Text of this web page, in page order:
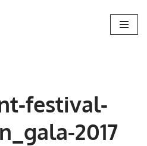
festival-
2017